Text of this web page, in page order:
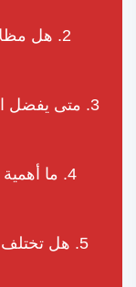
2. هل
3. متى يفضل
4. ما
5. هل